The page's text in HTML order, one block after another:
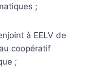
;
à EELV de
coopératif
;